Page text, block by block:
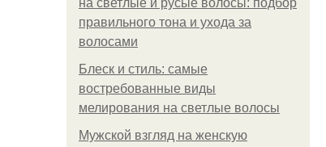
на светлые и русые волосы: подбор
правильного тона и ухода за
волосами
Блеск и стиль: самые
востребованные виды
мелирования на светлые волосы
Мужской взгляд на женскую